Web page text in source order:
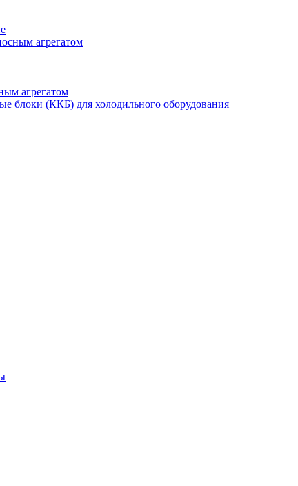
агрегатом
агрегатом
блоки (ККБ) для холодильного оборудования